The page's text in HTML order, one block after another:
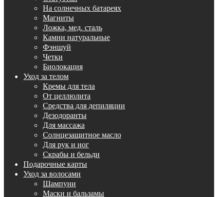
На солнечных батареях
Магниты
Ложка, мед. сталь
Камни натуральные
Фэншуй
Четки
Биолокация
Уход за телом
Кремы для тела
От целлюлита
Средства для депиляции
Дезодоранты
Для массажа
Солнцезащитное масло
Для рук и ног
Скрабы и бельди
Подарочные карты
Уход за волосами
Шампуни
Маски и бальзамы